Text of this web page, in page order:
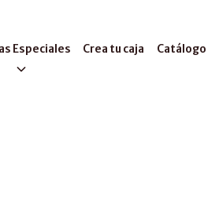
Especiales Crea tu caja Catálogo